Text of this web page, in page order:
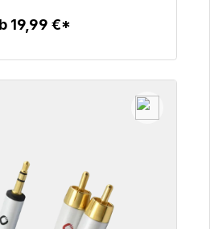
19,99 €*